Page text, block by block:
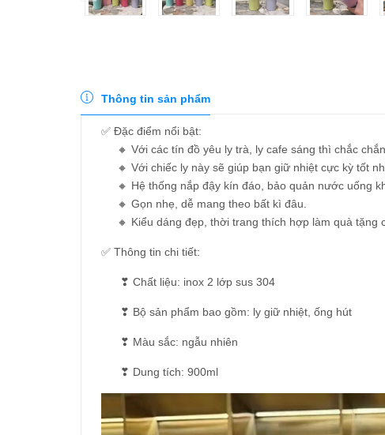
Thông tin sản phẩm
✅ Đặc điểm nổi bật:
🔸 Với các tín đồ yêu ly trà, ly cafe sáng thì chắc
🔸 Với chiếc ly này sẽ giúp bạn giữ nhiệt cực kỳ tốt
🔸 Hệ thống nắp đậy kín đáo, bảo quản nước uống
🔸 Gọn nhẹ, dễ mang theo bất kì đâu.
🔸 Kiểu dáng đẹp, thời trang thích hợp làm quà tặng
✅ Thông tin chi tiết:
❣ Chất liệu: inox 2 lớp sus 304
❣ Bộ sản phẩm bao gồm: ly giữ nhiệt, ống hút
❣ Màu sắc: ngẫu nhiên
❣ Dung tích: 900ml